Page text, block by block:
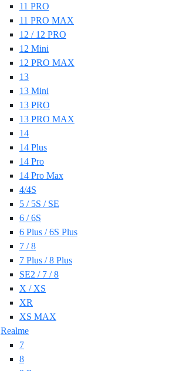
11 PRO
11 PRO MAX
12 / 12 PRO
12 Mini
12 PRO MAX
13
13 Mini
13 PRO
13 PRO MAX
14
14 Plus
14 Pro
14 Pro Max
4/4S
5 / 5S / SE
6 / 6S
6 Plus / 6S Plus
7 / 8
7 Plus / 8 Plus
SE2 / 7 / 8
X / XS
XR
XS MAX
Realme
7
8